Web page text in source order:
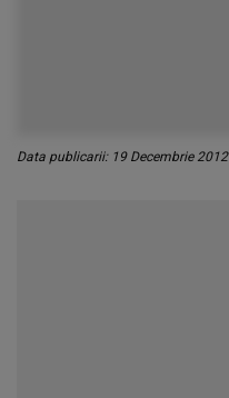
Data publicarii: 19 Decembrie 2012